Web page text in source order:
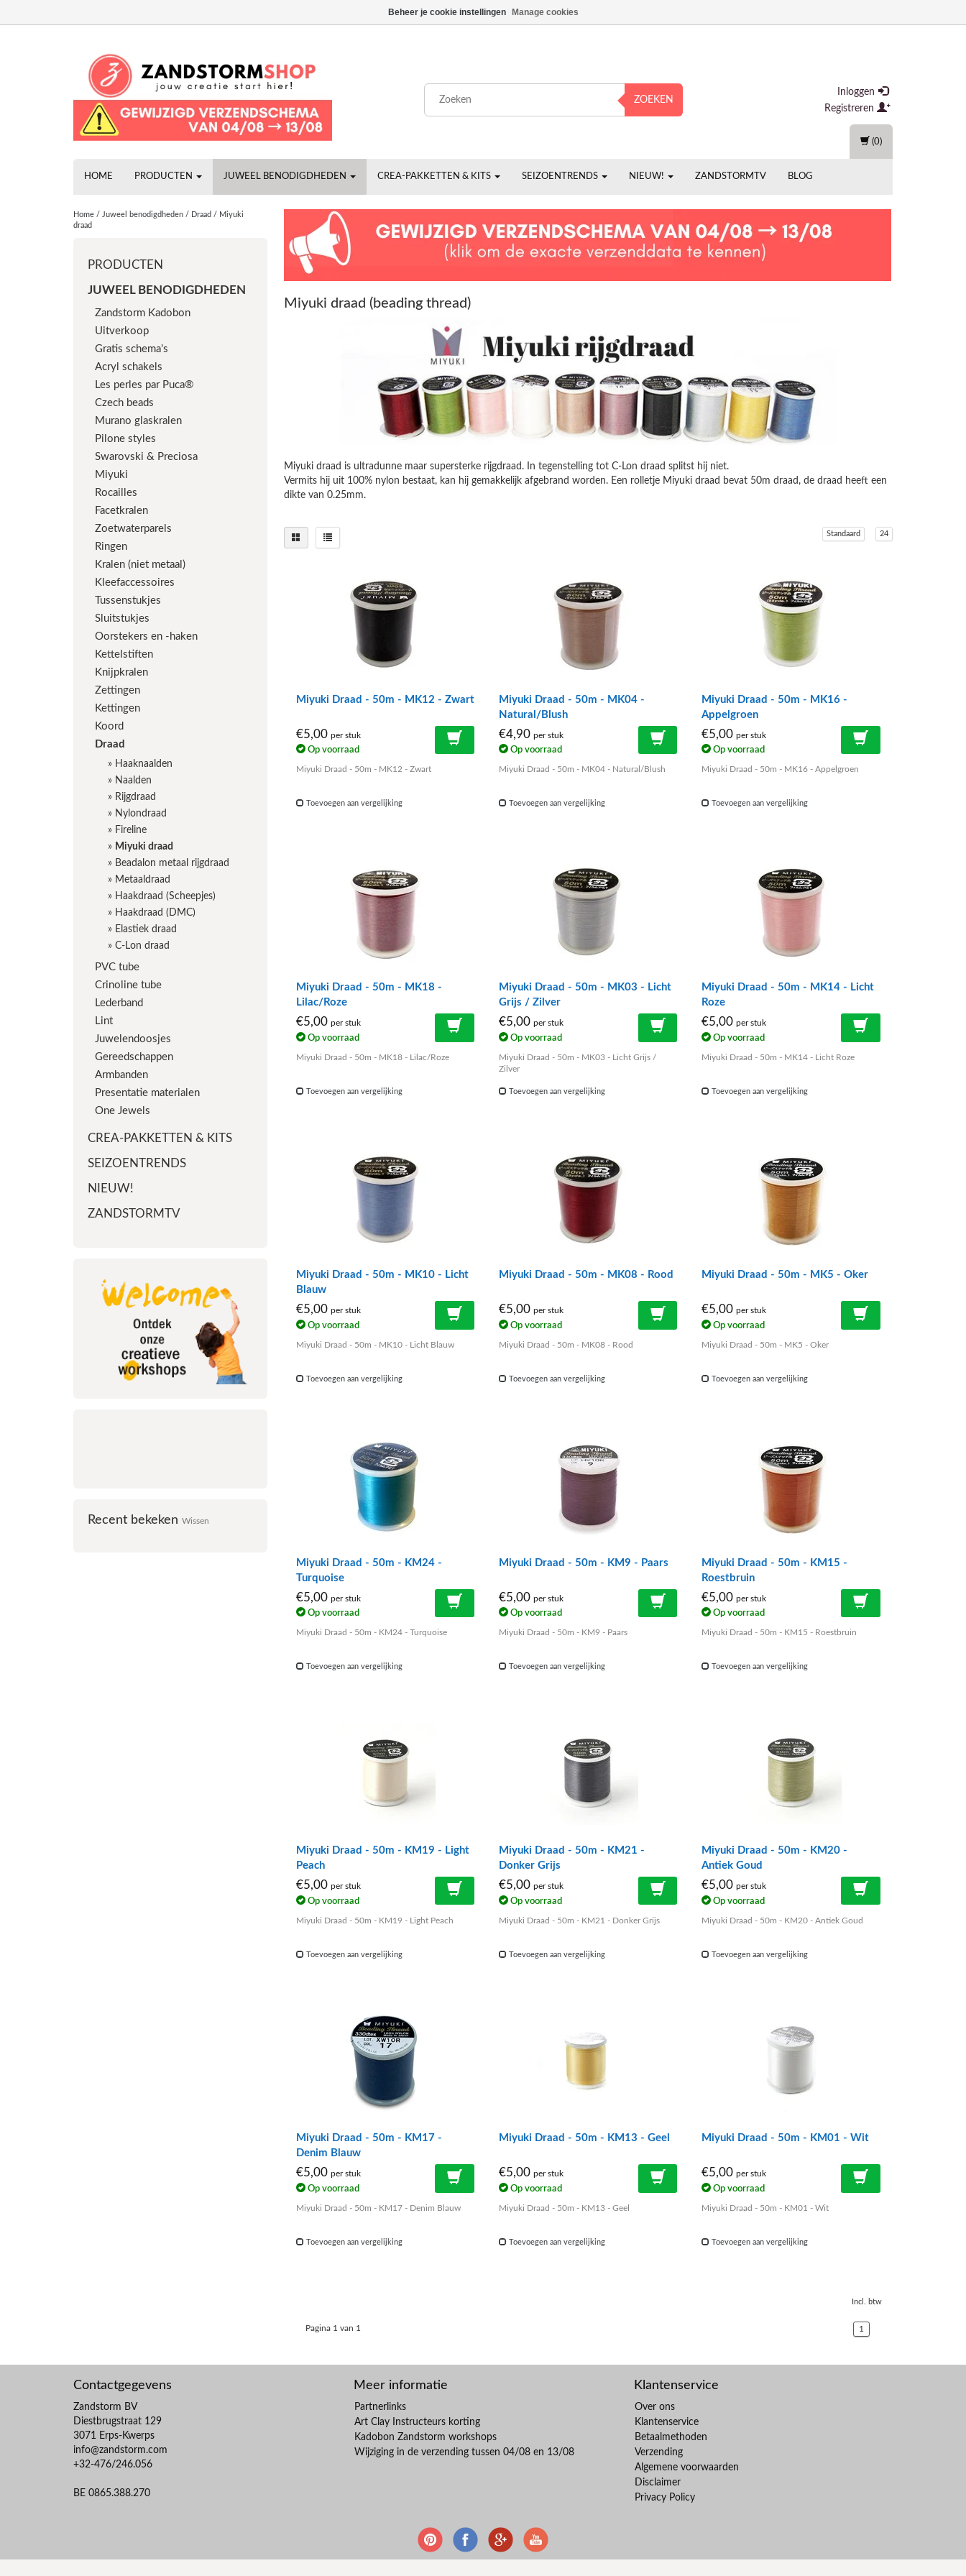
ZOEKEN
Inloggen
Registreren
HOME PRODUCTEN JUWEEL BENODIGDHEDEN CREA-PAKKETTEN & KITS SEIZOENTRENDS NIEUW! ZANDSTORMTV BLOG
(0)
Home / Juweel benodigdheden / Draad / Miyuki
draad
PRODUCTEN
JUWEEL BENODIGDHEDEN
Zandstorm Kadobon
Uitverkoop
Gratis schema's
Acryl schakels
Les perles par Puca®
Czech beads
Murano glaskralen
Pilone styles
Swarovski & Preciosa
Miyuki
Rocailles
Facetkralen
Zoetwaterparels
Ringen
Kralen (niet metaal)
Kleefaccessoires
Tussenstukjes
Sluitstukjes
Oorstekers en -haken
Kettelstiften
Knijpkralen
Zettingen
Kettingen
Koord
Draad
» Haaknaalden
» Naalden
» Rijgdraad
» Nylondraad
» Fireline
» Miyuki draad
» Beadalon metaal rijgdraad
» Metaaldraad
» Haakdraad (Scheepjes)
» Haakdraad (DMC)
» Elastiek draad
» C-Lon draad
PVC tube
Crinoline tube
Lederband
Lint
Juwelendoosjes
Gereedschappen
Armbanden
Presentatie materialen
One Jewels
CREA-PAKKETTEN & KITS
SEIZOENTRENDS
NIEUW!
ZANDSTORMTV
Recent bekeken Wissen
Miyuki draad (beading thread)
Miyuki draad is ultradunne maar supersterke rijgdraad. In tegenstelling tot C-Lon draad splitst hij niet.
Vermits hij uit 100% nylon bestaat, kan hij gemakkelijk afgebrand worden. Een rolletje Miyuki draad bevat 50m draad, de draad heeft een
dikte van 0.25mm.
Standaard 24
Miyuki Draad - 50m - MK12 - Zwart
€5,00 per stuk
Op voorraad
Miyuki Draad - 50m - MK12 - Zwart
Toevoegen aan vergelijking
Miyuki Draad - 50m - MK04 -
Natural/Blush
€4,90 per stuk
Op voorraad
Miyuki Draad - 50m - MK04 - Natural/Blush
Toevoegen aan vergelijking
Miyuki Draad - 50m - MK16 -
Appelgroen
€5,00per stuk
Op voorraad
Miyuki Draad - 50m - MK16 - Appelgroen
Toevoegen aan vergelijking
Miyuki Draad - 50m - MK18 -
Lilac/Roze
€5,00 per stuk
Op voorraad
Miyuki Draad - 50m - MK18 - Lilac/Roze
Toevoegen aan vergelijking
Miyuki Draad - 50m - MK03 - Licht
Grijs / Zilver
€5,00 per stuk
Op voorraad
Miyuki Draad - 50m - MK03 - Licht Grijs /
Zilver
Toevoegen aan vergelijking
Miyuki Draad - 50m - MK14 - Licht
Roze
€5,00per stuk
Op voorraad
Miyuki Draad - 50m - MK14 - Licht Roze
Toevoegen aan vergelijking
Miyuki Draad - 50m - MK10 - Licht
Blauw
€5,00 per stuk
Op voorraad
Miyuki Draad - 50m - MK10 - Licht Blauw
Toevoegen aan vergelijking
Miyuki Draad - 50m - MK08 - Rood
€5,00 per stuk
Op voorraad
Miyuki Draad - 50m - MK08 - Rood
Toevoegen aan vergelijking
Miyuki Draad - 50m - MK5 - Oker
€5,00per stuk
Op voorraad
Miyuki Draad - 50m - MK5 - Oker
Toevoegen aan vergelijking
Miyuki Draad - 50m - KM24 -
Turquoise
€5,00 per stuk
Op voorraad
Miyuki Draad - 50m - KM24 - Turquoise
Toevoegen aan vergelijking
Miyuki Draad - 50m - KM9 - Paars
€5,00 per stuk
Op voorraad
Miyuki Draad - 50m - KM9 - Paars
Toevoegen aan vergelijking
Miyuki Draad - 50m - KM15 -
Roestbruin
€5,00per stuk
Op voorraad
Miyuki Draad - 50m - KM15 - Roestbruin
Toevoegen aan vergelijking
Miyuki Draad - 50m - KM19 - Light
Peach
€5,00 per stuk
Op voorraad
Miyuki Draad - 50m - KM19 - Light Peach
Toevoegen aan vergelijking
Miyuki Draad - 50m - KM21 -
Donker Grijs
€5,00 per stuk
Op voorraad
Miyuki Draad - 50m - KM21 - Donker Grijs
Toevoegen aan vergelijking
Miyuki Draad - 50m - KM20 -
Antiek Goud
€5,00per stuk
Op voorraad
Miyuki Draad - 50m - KM20 - Antiek Goud
Toevoegen aan vergelijking
Miyuki Draad - 50m - KM17 -
Denim Blauw
€5,00 per stuk
Op voorraad
Miyuki Draad - 50m - KM17 - Denim Blauw
Toevoegen aan vergelijking
Miyuki Draad - 50m - KM13 - Geel
€5,00 per stuk
Op voorraad
Miyuki Draad - 50m - KM13 - Geel
Toevoegen aan vergelijking
Miyuki Draad - 50m - KM01 - Wit
€5,00per stuk
Op voorraad
Miyuki Draad - 50m - KM01 - Wit
Toevoegen aan vergelijking
Incl. btw
Pagina 1 van 1 1
Contactgegevens
Zandstorm BV
Diestbrugstraat 129
3071 Erps-Kwerps
info@zandstorm.com
+32-476/246.056
BE 0865.388.270
Meer informatie
Partnerlinks
Art Clay Instructeurs korting
Kadobon Zandstorm workshops
Wijziging in de verzending tussen 04/08 en 13/08
Klantenservice
Over ons
Klantenservice
Betaalmethoden
Verzending
Algemene voorwaarden
Disclaimer
Privacy Policy
Beheer je cookie instellingen Manage cookies